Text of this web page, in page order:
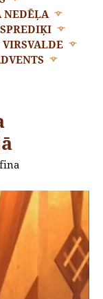
NEDĒĻA
SPREDIĶI
VIRSVALDE